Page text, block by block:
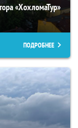
«ХохломаТур»
ПОДРОБНЕЕ